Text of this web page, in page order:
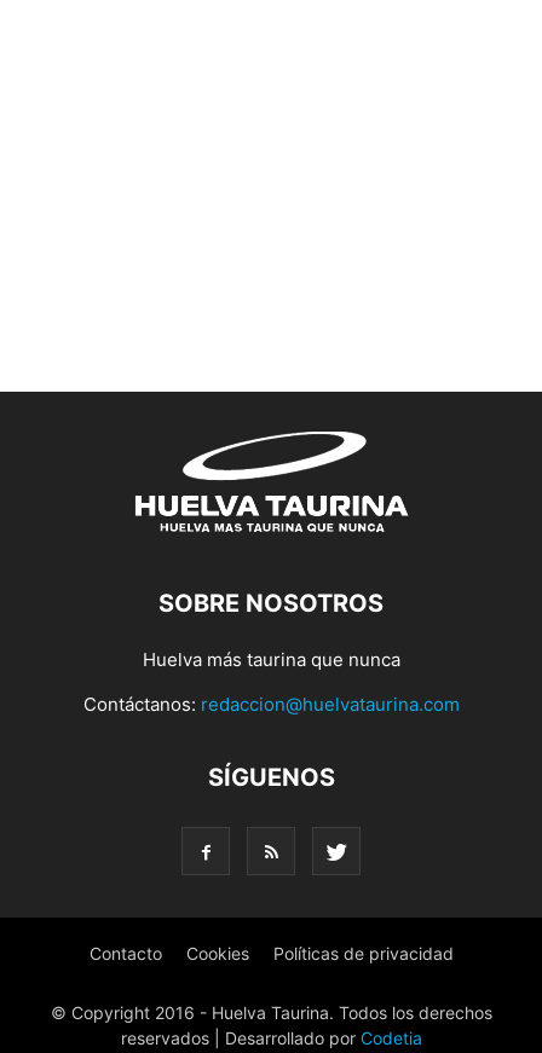
SOBRE NOSOTROS
Huelva más taurina que nunca
Contáctanos: redaccion@huelvataurina.com
SÍGUENOS
Contacto Cookies Políticas de privacidad
© Copyright 2016 - Huelva Taurina. Todos los derechos
reservados | Desarrollado por Codetia